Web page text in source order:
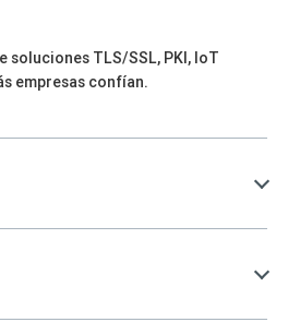
soluciones TLS/SSL, PKI, IoT
empresas confían.